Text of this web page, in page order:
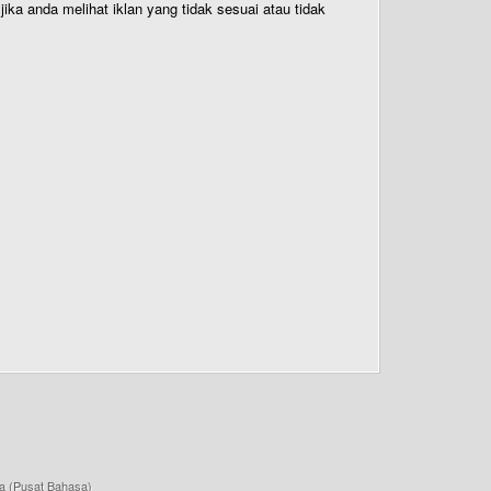
anda melihat iklan yang tidak sesuai atau tidak
(Pusat Bahasa)